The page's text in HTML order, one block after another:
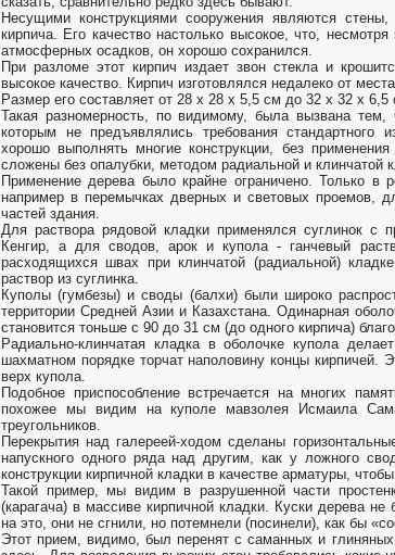
Несущими конструкциями сооружения являются
кирпича. Его качество настолько высокое, что,
атмосферных осадков, он хорошо сохранился.
При разломе этот кирпич издает звон стекла и
высокое качество. Кирпич изготовлялся недалеко от
Размер его составляет от 28 х 28 х 5,5 см до 32 х 32 х 6,5
Такая разномерность, по видимому, была вызвана тем,
которым не предъявлялись требования стандартного
хорошо выполнять многие конструкции, без
сложены без опалубки, методом радиальной и клинчатой
Применение дерева было крайне ограничено. Только в
например в перемычках дверных и световых проемов,
частей здания.
Для раствора рядовой кладки применялся суглинок
Кенгир, а для сводов, арок и купола - ганчевый
расходящихся швах при клинчатой (радиальной)
раствор из суглинка.
Куполы (гумбезы) и своды (балхи) были широко
территории Средней Азии и Казахстана. Одинарная
становится тоньше с 90 до 31 см (до одного кирпича)
Радиально-клинчатая кладка в оболочке купола
шахматном порядке торчат наполовину концы
верх купола.
Подобное приспособление встречается на многих
похожее мы видим на куполе мавзолея Исмаила
треугольников.
Перекрытия над галереей-ходом сделаны
напускного одного ряда над другим, как у ложного
конструкции кирпичной кладки в качестве арматуры,
Такой пример, мы видим в разрушенной части
(карагача) в массиве кирпичной кладки. Куски дерева
на это, они не сгнили, но потемнели (посинели), как бы
Этот прием, видимо, был перенят с саманных и